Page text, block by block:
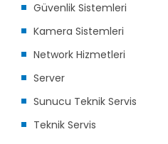
Güvenlik Sistemleri
Kamera Sistemleri
Network Hizmetleri
Server
Sunucu Teknik Servis
Teknik Servis